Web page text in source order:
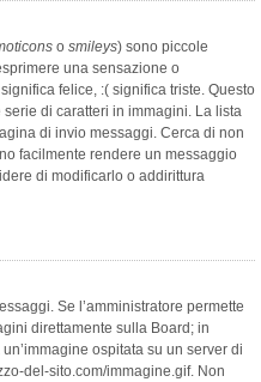
o smileys) sono piccole
una sensazione o
felice, :( significa triste. Questo
di caratteri in immagini. La lista
di invio messaggi. Cerca di non
facilmente rendere un messaggio
di modificarlo o addirittura
Se l’amministratore permette
direttamente sulla Board; in
ospitata su un server di
del-sito.com/immagine.gif. Non